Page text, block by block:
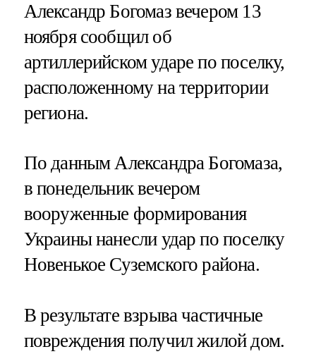
Александр Богомаз вечером 13
ноября сообщил об
артиллерийском ударе по поселку,
расположенному на территории
региона.
По данным Александра Богомаза,
в понедельник вечером
вооруженные формирования
Украины нанесли удар по поселку
Новенькое Суземского района.
В результате взрыва частичные
повреждения получил жилой дом.